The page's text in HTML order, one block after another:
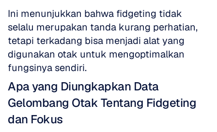
Ini menunjukkan bahwa fidgeting tidak
selalu merupakan tanda kurang perhatian,
tetapi terkadang bisa menjadi alat yang
digunakan otak untuk mengoptimalkan
fungsinya sendiri.
Apa yang Diungkapkan Data
Gelombang Otak Tentang Fidgeting
dan Fokus